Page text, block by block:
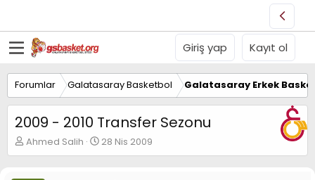
Giriş yap Kayıt ol
Forumlar Galatasaray Basketbol Galatasaray Erkek
2009 - 2010 Transfer Sezonu
K
o
Ahmed Salih
B
a
28 Nis 2009